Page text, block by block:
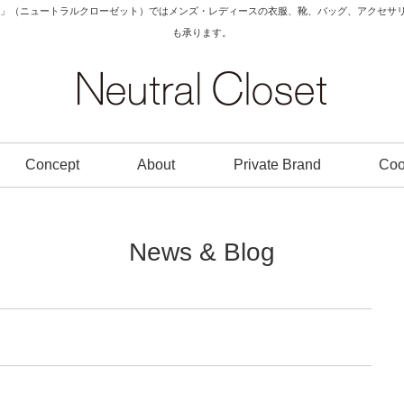
（ニュートラルクローゼット）ではメンズ・レディースの衣服、靴、バッグ、アクセ
も承ります。
Concept About Private Brand
News & Blog